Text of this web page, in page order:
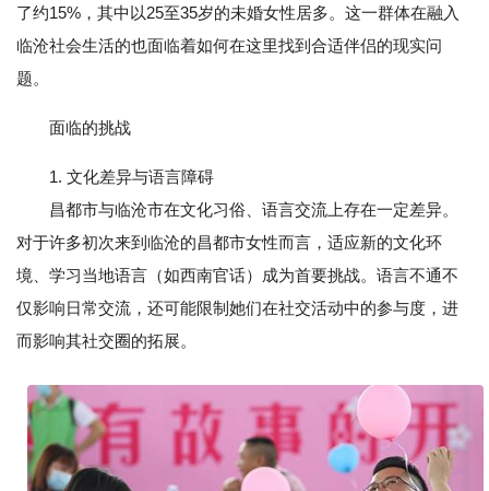
了约15%，其中以25至35岁的未婚女性居多。这一群体在融入
临沧社会生活的也面临着如何在这里找到合适伴侣的现实问
题。
面临的挑战
1. 文化差异与语言障碍
昌都市与临沧市在文化习俗、语言交流上存在一定差异。
对于许多初次来到临沧的昌都市女性而言，适应新的文化环
境、学习当地语言（如西南官话）成为首要挑战。语言不通不
仅影响日常交流，还可能限制她们在社交活动中的参与度，进
而影响其社交圈的拓展。